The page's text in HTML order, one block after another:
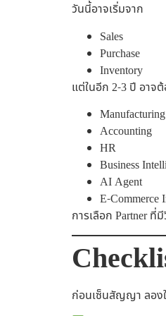
วันนี้อาจเริ่มจาก
Sales
Purchase
Inventory
แต่ในอีก 2-3 ปี อาจ
Manufacturing
Accounting
HR
Business
AI Agent
E-Commerce
การเลือก Partner ที่
ก่อนเซ็นสัญญา ลองใ